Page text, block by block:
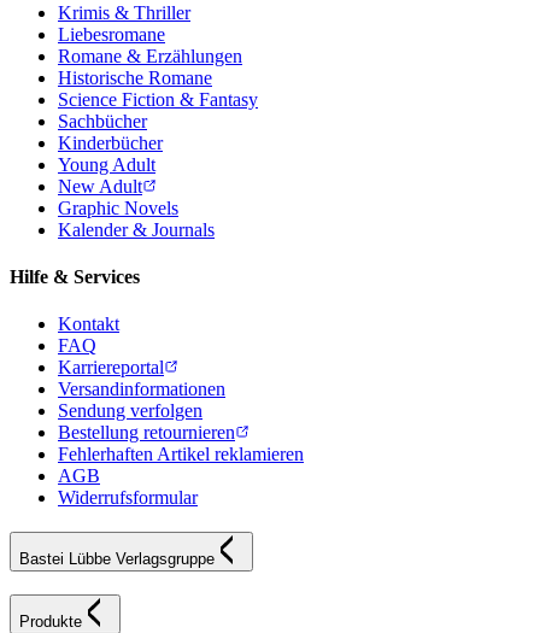
Krimis & Thriller
Liebesromane
Romane & Erzählungen
Historische Romane
Science Fiction & Fantasy
Sachbücher
Kinderbücher
Young Adult
New Adult
Graphic Novels
Kalender & Journals
Hilfe & Services
Kontakt
FAQ
Karriereportal
Versandinformationen
Sendung verfolgen
Bestellung retournieren
Fehlerhaften Artikel reklamieren
AGB
Widerrufsformular
Bastei Lübbe Verlagsgruppe
Produkte